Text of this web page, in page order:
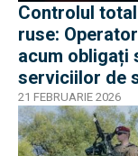
Controlul
ruse:
acum obligați
serviciilor de
21 FEBRUARIE 2026